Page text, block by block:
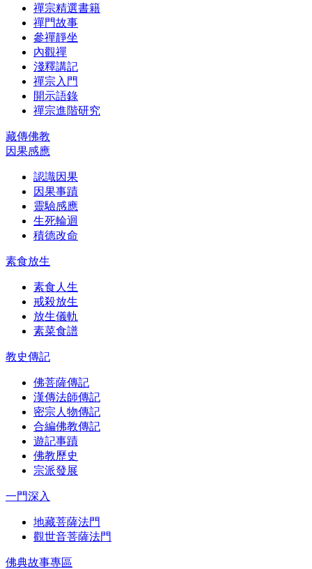
禪宗精選書籍
禪門故事
參禪靜坐
內觀禪
淺釋講記
禪宗入門
開示語錄
禪宗進階研究
藏傳佛教
因果感應
認識因果
因果事蹟
靈驗感應
生死輪迴
積德改命
素食放生
素食人生
戒殺放生
放生儀軌
素菜食譜
教史傳記
佛菩薩傳記
漢傳法師傳記
密宗人物傳記
合編佛教傳記
遊記事蹟
佛教歷史
宗派發展
一門深入
地藏菩薩法門
觀世音菩薩法門
佛典故事專區